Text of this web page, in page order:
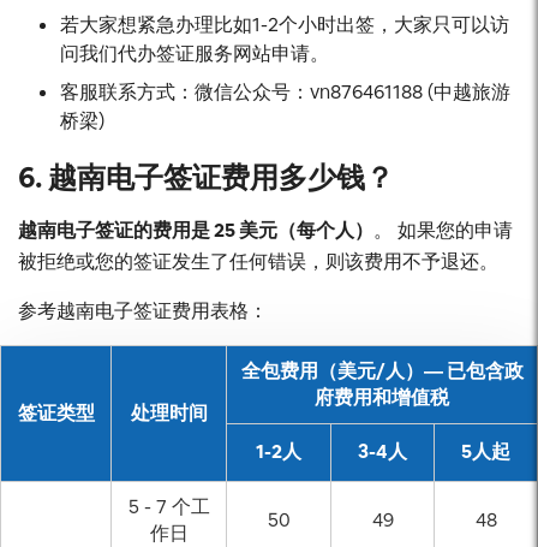
若大家想紧急办理比如1-2个小时出签，大家只可以访
问我们代办签证服务网站申请。
客服联系方式：微信公众号：vn876461188 (中越旅游
桥梁)
6. 越南电子签证费用多少钱？
越南电子签证的费用是 25 美元（每个人） 。 如果您的申请
被拒绝或您的签证发生了任何错误，则该费用不予退还。
参考越南电子签证费用表格：
签证类型 处理时间
全包费用（美元/人）— 已包含政
府费用和增值税
1-2人 3-4人 5人起
5 - 7 个工
作日
50 49 48